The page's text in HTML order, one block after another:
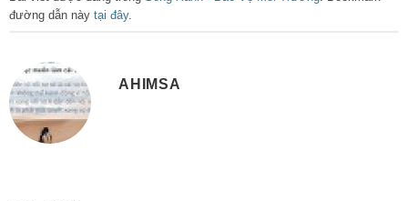
đường dẫn này tại đây.
AHIMSA